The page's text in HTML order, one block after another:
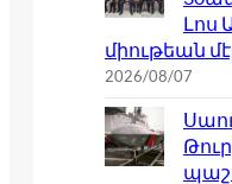
Լոս
միութեան
2026/08/07